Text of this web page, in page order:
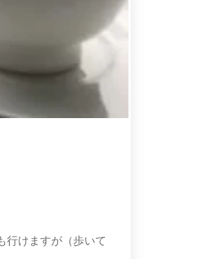
行けますが（歩いて